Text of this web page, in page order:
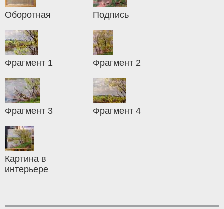
Оборотная Подпись
Фрагмент 1 Фрагмент 2
Фрагмент 3 Фрагмент 4
Картина в
интерьере